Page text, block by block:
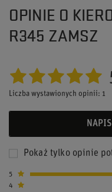
OPINIE O
R345 ZAMSZ
Liczba wystawionych opinii: 1
Pokaż tylko opinie
5
4